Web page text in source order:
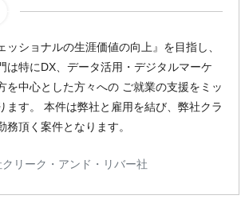
ッショナルの生涯価値の向上』を目指し、
は特にDX、データ活用・デジタルマーケ
を中心とした方々への ご就業の支援をミッ
ます。 本件は弊社と雇用を結び、弊社クラ
務頂く案件となります。
リーク・アンド・リバー社